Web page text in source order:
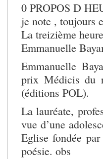
0 PROPOS D
je note , toujours
La treizième heure
Emmanuelle
Emmanuelle
prix Médicis du
(éditions POL).
La lauréate,
vue d’une
Eglise fondée
poésie. obs